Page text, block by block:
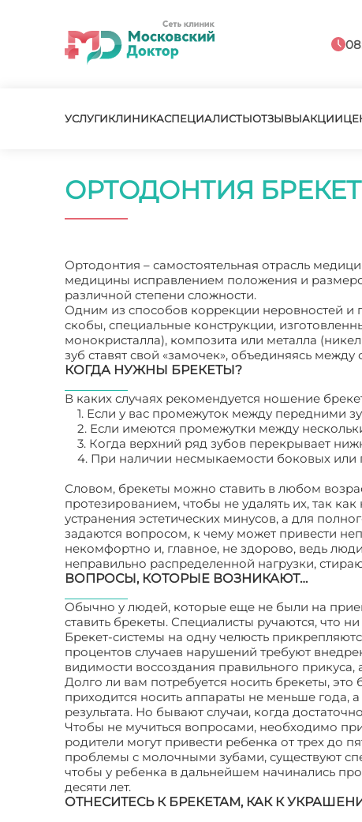
УСЛУГИКЛИНИКАСПЕЦИАЛИСТЫОТЗЫВЫАКЦИИ
ОРТОДОНТИЯ
Ортодонтия – самостоятельная отрасль
медицины исправлением положения и
различной степени сложности.
Одним из способов коррекции неровностей и
скобы, специальные конструкции,
монокристалла), композита или металла
зуб ставят свой «замочек», объединяясь между
КОГДА НУЖНЫ БРЕКЕТЫ?
В каких случаях рекомендуется ношение
1. Если у вас промежуток между передними
2. Если имеются промежутки между
3. Когда верхний ряд зубов перекрывает
4. При наличии несмыкаемости боковых или
Словом, брекеты можно ставить в любом
протезированием, чтобы не удалять их, так
устранения эстетических минусов, а для
задаются вопросом, к чему может привести
некомфортно и, главное, не здорово, ведь
неправильно распределенной нагрузки,
ВОПРОСЫ, КОТОРЫЕ ВОЗНИКАЮТ…
Обычно у людей, которые еще не были на
ставить брекеты. Специалисты ручаются, что
Брекет-системы на одну челюсть
процентов случаев нарушений требуют
видимости воссоздания правильного
Долго ли вам потребуется носить брекеты,
приходится носить аппараты не меньше года,
результата. Но бывают случаи, когда
Чтобы не мучиться вопросами, необходимо
родители могут привести ребенка от трех до
проблемы с молочными зубами, существуют
чтобы у ребенка в дальнейшем начинались
десяти лет.
ОТНЕСИТЕСЬ К БРЕКЕТАМ, КАК К